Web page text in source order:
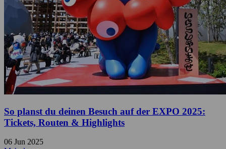
So planst du deinen Besuch auf der EXPO 2025:
Tickets, Routen & Highlights
06 Jun 2025